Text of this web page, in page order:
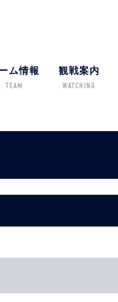
ム情報
TEAM
観戦案内
WATCHING